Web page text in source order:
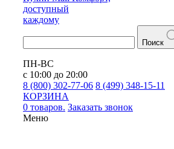
доступный
каждому
Поиск
ПН-ВС
с 10:00 до 20:00
8 (800) 302-77-06 8 (499) 348-15-11
КОРЗИНА
0 товаров. Заказать звонок
Меню